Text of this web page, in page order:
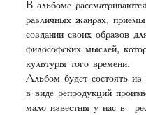
В альбоме
различных жанрах,
создании своих образов
философских мыслей,
культуры того времени.
Альбом будет состоять из
в виде репродукций
мало известны у нас в